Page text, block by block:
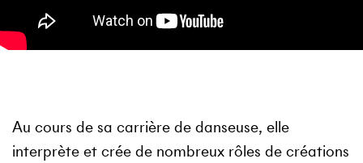
Au cours de sa carrière de danseuse, elle
interprète et crée de nombreux rôles de créations